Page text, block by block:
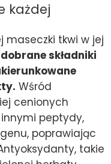
każdej
maseczki tkwi w jej
składniki
Wśród
cenionych
peptydy,
poprawiając
takie